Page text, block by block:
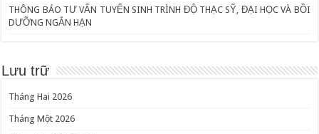
THÔNG BÁO TƯ VẤN TUYỂN SINH TRÌNH ĐỘ THẠC SỸ, ĐẠI HỌC VÀ BỒI
DƯỠNG NGẮN HẠN
Lưu trữ
Tháng Hai 2026
Tháng Một 2026